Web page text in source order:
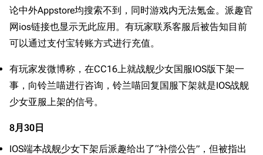
1696
导航
游戏系统
舰娘与装备
论中外Appstore均搜索不到，同时游戏内无法氪金。派趣官
网ios链接也显示无此应用。有玩家联系客服后被告知目前
可以通过支付宝转账方式进行充值。
有玩家发微博称，在CC16上就战舰少女国服IOS版下架一
事，向铃兰喵进行咨询，铃兰喵回复国服下架就是IOS战舰
少女亚服上架的信号。
8月30日
IOS端本战舰少女下架后派趣给出了“补偿公告”，但被指出